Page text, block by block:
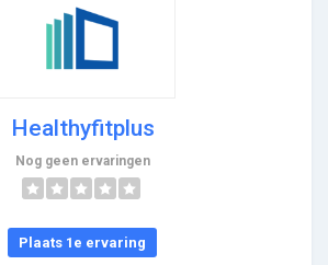
Healthyfitplus
Nog geen ervaringen
Plaats 1e ervaring